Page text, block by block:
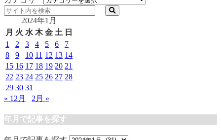
2024年1月
月 火 水 木 金 土 日
1
2 3 4 5 6
7
8
9 10 11 12 13 14
15 16 17 18 19 20 21
22 23 24 25 26 27 28
29 30 31
« 12月
2月 »
年月で記事を探す